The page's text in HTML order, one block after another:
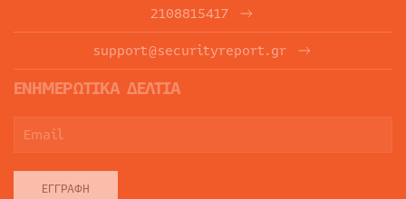
2108815417
support@securityreport.gr
ΕΝΗΜΕΡΩΤΙΚΑ ΔΕΛΤΙΑ
ΕΓΓΡΑΦΉ